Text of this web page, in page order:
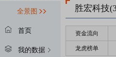
全景图
首页
我的数据
胜宏科技
资金流向
龙虎榜单